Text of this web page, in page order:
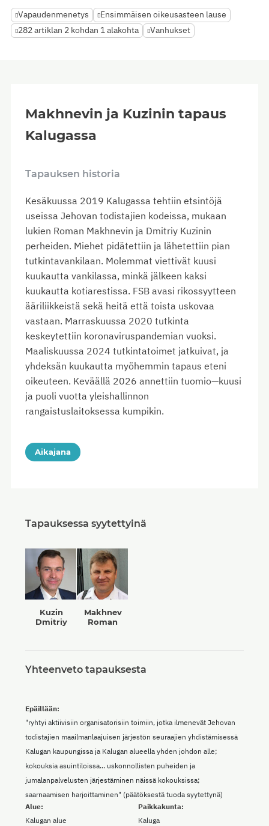
Vapaudenmenetys
Ensimmäisen oikeusasteen lause
282 artiklan 2 kohdan 1 alakohta
Vanhukset
Makhnevin ja Kuzinin tapaus
Kalugassa
Tapauksen historia
Kesäkuussa 2019 Kalugassa tehtiin etsintöjä
useissa Jehovan todistajien kodeissa, mukaan
lukien Roman Makhnevin ja Dmitriy Kuzinin
perheiden. Miehet pidätettiin ja lähetettiin pian
tutkintavankilaan. Molemmat viettivät kuusi
kuukautta vankilassa, minkä jälkeen kaksi
kuukautta kotiarestissa. FSB avasi rikossyytteen
ääriliikkeistä sekä heitä että toista uskovaa
vastaan. Marraskuussa 2020 tutkinta
keskeytettiin koronaviruspandemian vuoksi.
Maaliskuussa 2024 tutkintatoimet jatkuivat, ja
yhdeksän kuukautta myöhemmin tapaus eteni
oikeuteen. Keväällä 2026 annettiin tuomio—kuusi
ja puoli vuotta yleishallinnon
rangaistuslaitoksessa kumpikin.
Aikajana
Tapauksessa syytettyinä
Kuzin
Dmitriy
Makhnev
Roman
Yhteenveto tapauksesta
Alue:
Kalugan alue
Paikkakunta:
Kaluga
Epäillään:
"ryhtyi aktiivisiin organisatorisiin toimiin, jotka ilmenevät Jehovan
todistajien maailmanlaajuisen järjestön seuraajien yhdistämisessä
Kalugan kaupungissa ja Kalugan alueella yhden johdon alle;
kokouksia asuintiloissa... uskonnollisten puheiden ja
jumalanpalvelusten järjestäminen näissä kokouksissa;
saarnaamisen harjoittaminen" (päätöksestä tuoda syytettynä)